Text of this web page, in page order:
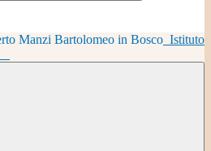
Istituto